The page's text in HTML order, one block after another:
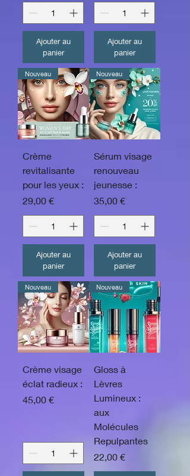
Ajouter au
panier
Ajouter au
panier
Nouveau
Crème
revitalisante
pour les yeux :
Prix
29,00 €
Ajouter au
panier
Nouveau
Sérum visage
renouveau
jeunesse :
Prix
35,00 €
Ajouter au
panier
Nouveau
Crème visage
éclat radieux :
Prix
45,00 €
Nouveau
Gloss à
Lèvres
Lumineux :
aux
Molécules
Repulpantes
Prix
22,00 €